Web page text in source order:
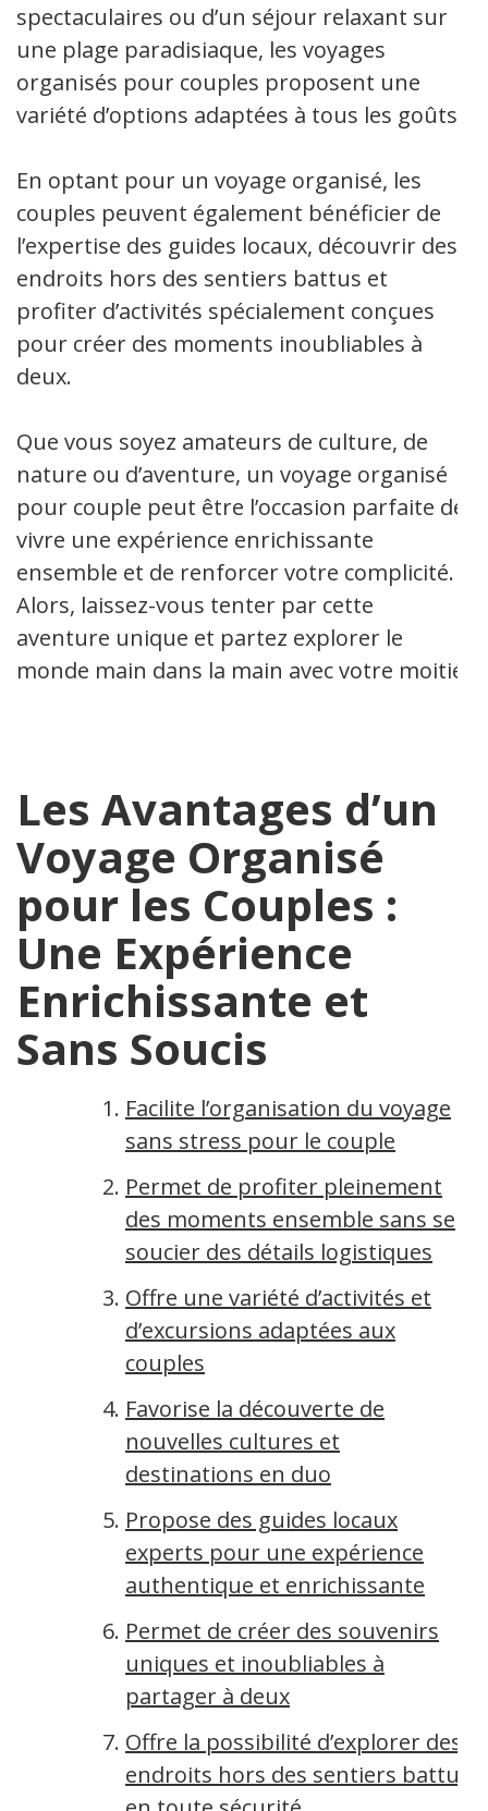
spectaculaires ou d’un séjour relaxant sur
une plage paradisiaque, les voyages
organisés pour couples proposent une
variété d’options adaptées à tous les goûts.
En optant pour un voyage organisé, les
couples peuvent également bénéficier de
l’expertise des guides locaux, découvrir des
endroits hors des sentiers battus et
profiter d’activités spécialement conçues
pour créer des moments inoubliables à
deux.
Que vous soyez amateurs de culture, de
nature ou d’aventure, un voyage organisé
pour couple peut être l’occasion parfaite de
vivre une expérience enrichissante
ensemble et de renforcer votre complicité.
Alors, laissez-vous tenter par cette
aventure unique et partez explorer le
monde main dans la main avec votre moitié.
Les Avantages d’un
Voyage Organisé
pour les Couples :
Une Expérience
Enrichissante et
Sans Soucis
Facilite l’organisation du voyage
sans stress pour le couple
Permet de profiter pleinement
des moments ensemble sans se
soucier des détails logistiques
Offre une variété d’activités et
d’excursions adaptées aux
couples
Favorise la découverte de
nouvelles cultures et
destinations en duo
Propose des guides locaux
experts pour une expérience
authentique et enrichissante
Permet de créer des souvenirs
uniques et inoubliables à
partager à deux
Offre la possibilité d’explorer des
endroits hors des sentiers battus